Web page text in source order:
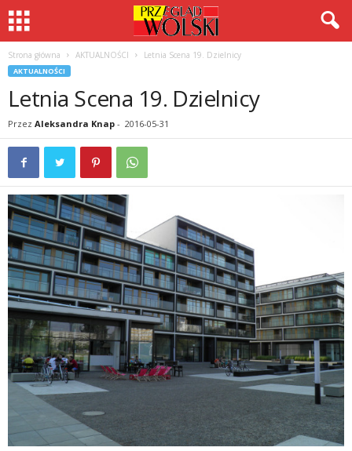
Strona główna AKTUALNOŚCI Letnia Scena 19. Dzielnicy
AKTUALNOŚCI
Letnia Scena 19. Dzielnicy
Przez Aleksandra Knap - 2016-05-31